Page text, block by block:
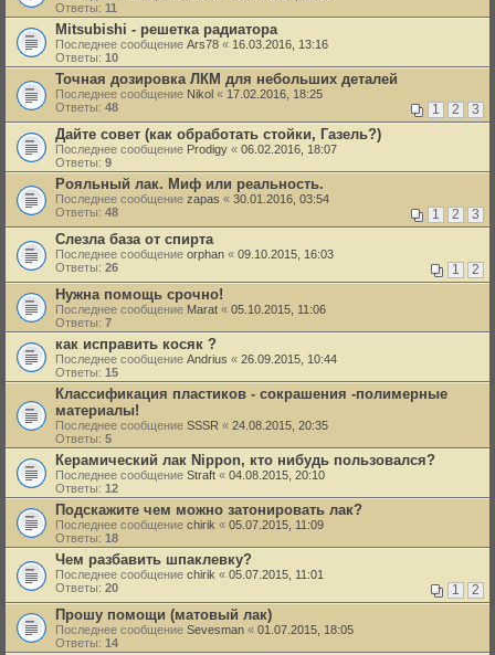
Ответы: 11
Mitsubishi - решетка радиатора
Последнее сообщение Ars78 « 16.03.2016, 13:16
Ответы: 10
Точная дозировка ЛКМ для небольших деталей
Последнее сообщение Nikol « 17.02.2016, 18:25
Ответы: 48 1 2 3
Дайте совет (как обработать стойки, Газель?)
Последнее сообщение Prodigy « 06.02.2016, 18:07
Ответы: 9
Рояльный лак. Миф или реальность.
Последнее сообщение zapas « 30.01.2016, 03:54
Ответы: 48 1 2 3
Слезла база от спирта
Последнее сообщение orphan « 09.10.2015, 16:03
Ответы: 26 1 2
Нужна помощь срочно!
Последнее сообщение Marat « 05.10.2015, 11:06
Ответы: 7
как исправить косяк ?
Последнее сообщение Andrius « 26.09.2015, 10:44
Ответы: 15
Классификация пластиков - сокрашения -полимерные
материалы!
Последнее сообщение SSSR « 24.08.2015, 20:35
Ответы: 5
Керамический лак Nippon, кто нибудь пользовался?
Последнее сообщение Straft « 04.08.2015, 20:10
Ответы: 12
Подскажите чем можно затонировать лак?
Последнее сообщение chirik « 05.07.2015, 11:09
Ответы: 18
Чем разбавить шпаклевку?
Последнее сообщение chirik « 05.07.2015, 11:01
Ответы: 20 1 2
Прошу помощи (матовый лак)
Последнее сообщение Sevesman « 01.07.2015, 18:05
Ответы: 14